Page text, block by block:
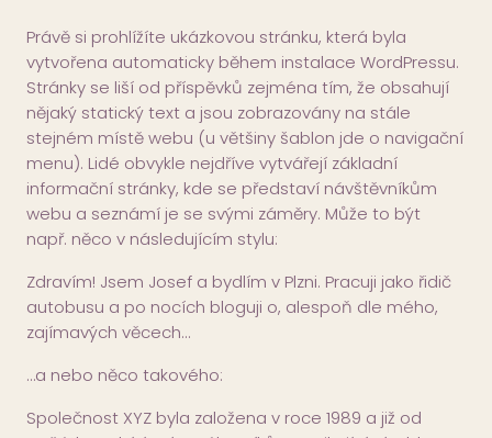
Právě si prohlížíte ukázkovou stránku, která byla
vytvořena automaticky během instalace WordPressu.
Stránky se liší od příspěvků zejména tím, že obsahují
nějaký statický text a jsou zobrazovány na stále
stejném místě webu (u většiny šablon jde o navigační
menu). Lidé obvykle nejdříve vytvářejí základní
informační stránky, kde se představí návštěvníkům
webu a seznámí je se svými záměry. Může to být
např. něco v následujícím stylu:
Zdravím! Jsem Josef a bydlím v Plzni. Pracuji jako řidič
autobusu a po nocích bloguji o, alespoň dle mého,
zajímavých věcech…
…a nebo něco takového:
Společnost XYZ byla založena v roce 1989 a již od